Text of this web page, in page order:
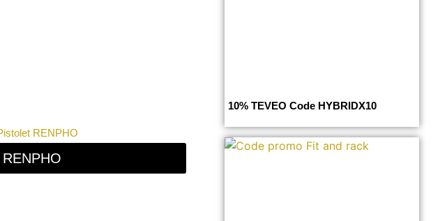
RENPHO
10% TEVEO Code HYBRIDX10